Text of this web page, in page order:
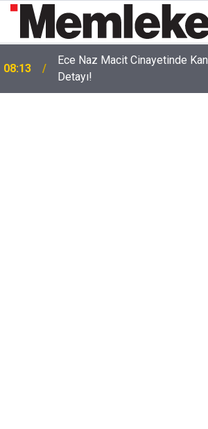
08:13
Ece Naz Macit Cinayetinde
Detayı!